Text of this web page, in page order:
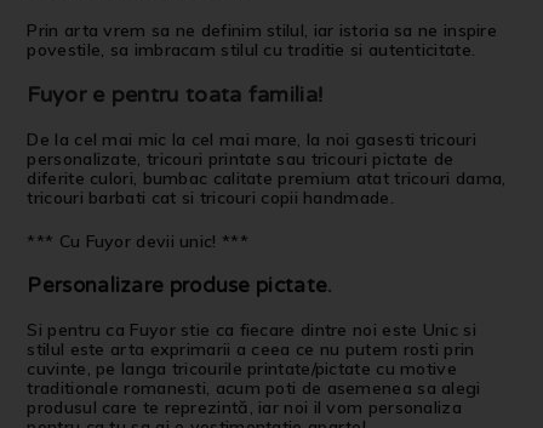
Prin arta vrem sa ne definim stilul, iar istoria sa ne inspire
povestile, sa imbracam stilul cu traditie si autenticitate.
Fuyor e pentru toata familia!
De la cel mai mic la cel mai mare, la noi gasesti tricouri
personalizate, tricouri printate sau tricouri pictate de
diferite culori, bumbac calitate premium atat tricouri dama,
tricouri barbati cat si tricouri copii handmade.
*** Cu Fuyor devii unic! ***
Personalizare produse pictate.
Si pentru ca Fuyor stie ca fiecare dintre noi este Unic si
stilul este arta exprimarii a ceea ce nu putem rosti prin
cuvinte, pe langa tricourile printate/pictate cu motive
traditionale romanesti, acum poti de asemenea sa alegi
produsul care te reprezintă, iar noi il vom personaliza